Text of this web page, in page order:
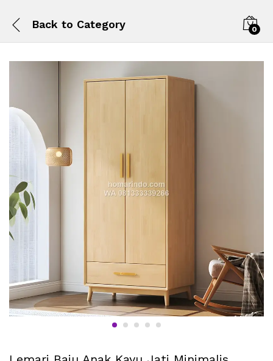
Back to Category 0